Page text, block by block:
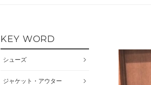
KEY WORD
シューズ
ジャケット・アウター